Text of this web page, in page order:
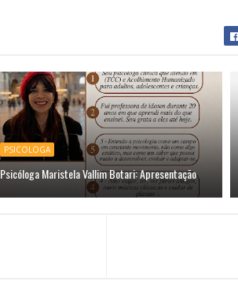
PSICOLOGA
Psicóloga Maristela Vallim Botari: Apresentação